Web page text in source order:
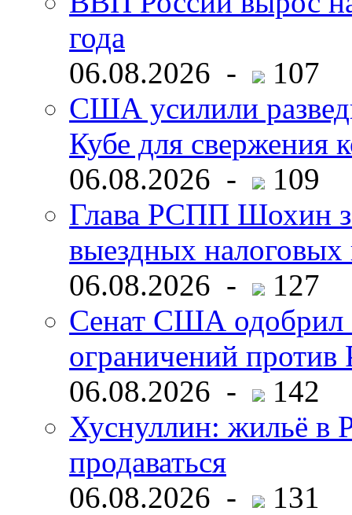
года
06.08.2026 -
107
США усилили
Кубе для свержения
06.08.2026 -
109
Глава РСПП Шохин
выездных налоговых
06.08.2026 -
127
Сенат США одобрил
ограничений
06.08.2026 -
142
Хуснуллин: жильё в
продаваться
06.08.2026 -
131